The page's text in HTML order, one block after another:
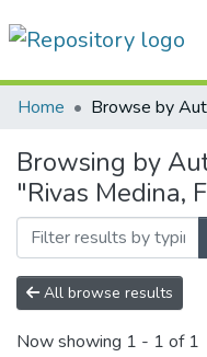
Communities &
All of DSpace
Normativas
Home Browse by
Browsing by
"Rivas Medina,
All browse results
Now showing 1 - 1 of 1